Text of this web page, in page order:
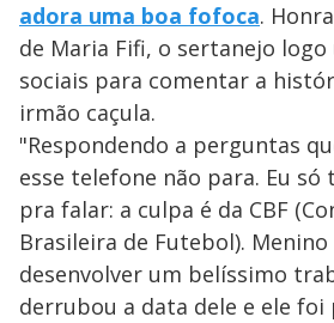
adora uma boa fofoca.
de Maria Fifi, o sertanejo logo
sociais para comentar a
irmão caçula.
"Respondendo a perguntas
esse telefone não para. Eu só
pra falar: a culpa é da CBF
Brasileira de Futebol). Menino
desenvolver um belíssimo
derrubou a data dele e ele foi